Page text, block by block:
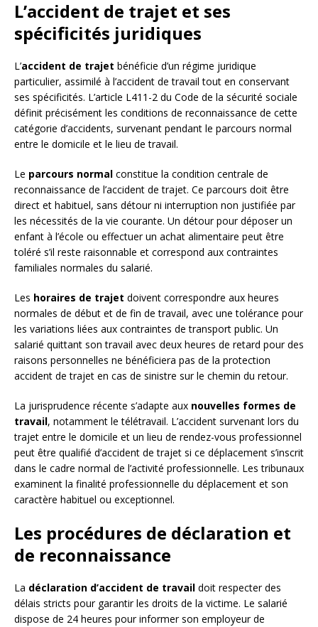
L’accident de trajet et ses
spécificités juridiques
L’accident de trajet bénéficie d’un régime juridique
particulier, assimilé à l’accident de travail tout en conservant
ses spécificités. L’article L411-2 du Code de la sécurité sociale
définit précisément les conditions de reconnaissance de cette
catégorie d’accidents, survenant pendant le parcours normal
entre le domicile et le lieu de travail.
Le parcours normal constitue la condition centrale de
reconnaissance de l’accident de trajet. Ce parcours doit être
direct et habituel, sans détour ni interruption non justifiée par
les nécessités de la vie courante. Un détour pour déposer un
enfant à l’école ou effectuer un achat alimentaire peut être
toléré s’il reste raisonnable et correspond aux contraintes
familiales normales du salarié.
Les horaires de trajet doivent correspondre aux heures
normales de début et de fin de travail, avec une tolérance pour
les variations liées aux contraintes de transport public. Un
salarié quittant son travail avec deux heures de retard pour des
raisons personnelles ne bénéficiera pas de la protection
accident de trajet en cas de sinistre sur le chemin du retour.
La jurisprudence récente s’adapte aux nouvelles formes de
travail, notamment le télétravail. L’accident survenant lors du
trajet entre le domicile et un lieu de rendez-vous professionnel
peut être qualifié d’accident de trajet si ce déplacement s’inscrit
dans le cadre normal de l’activité professionnelle. Les tribunaux
examinent la finalité professionnelle du déplacement et son
caractère habituel ou exceptionnel.
Les procédures de déclaration et
de reconnaissance
La déclaration d’accident de travail doit respecter des
délais stricts pour garantir les droits de la victime. Le salarié
dispose de 24 heures pour informer son employeur de